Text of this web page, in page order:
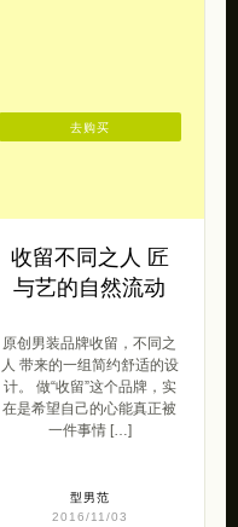
收留不同之人 匠
与艺的自然流动
原创男装品牌收留，不同之
人 带来的一组简约舒适的设
计。 做“收留”这个品牌，实
在是希望自己的心能真正被
一件事情 […]
型男范
2016/11/03
去购买